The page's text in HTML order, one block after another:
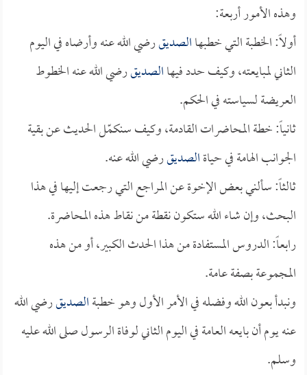
وهذه الأمور أربعة:
أولاً: الخطبة التي خطبهاالصديقرضي الله عنه وأرضاه في اليوم
الثاني لمبايعته، وكيف حدد فيهاالصديقرضي الله عنه الخطوط
العريضة لسياسته في الحكم.
ثانياً: خطة المحاضرات القادمة، وكيف سنكمّل الحديث عن بقية
الجوانب الهامة في حياةالصديقرضي الله عنه.
ثالثاً: سألني بعض الإخوة عن المراجع التي رجعت إليها في هذا
البحث، وإن شاء الله ستكون نقطة من نقاط هذه المحاضرة.
رابعاً: الدروس المستفادة من هذا الحدث الكبير، أو من هذه
المجموعة بصفة عامة.
ونبدأ بعون الله وفضله في الأمر الأول وهو خطبةالصديقرضي الله
عنه يوم أن بايعه العامة في اليوم الثاني لوفاة الرسول صلى الله عليه
وسلم.